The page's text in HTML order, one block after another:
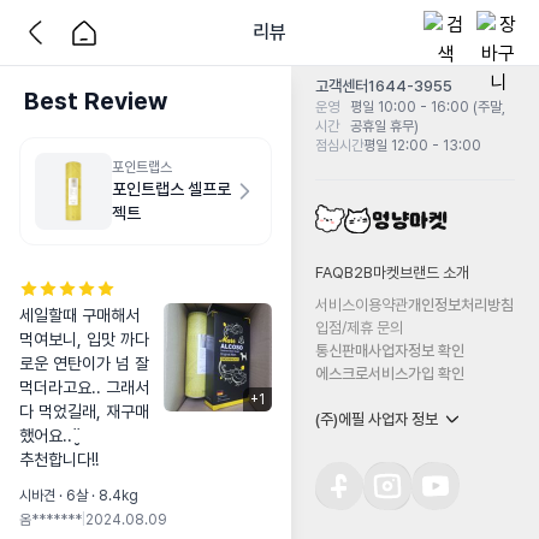
리뷰
Best Review
포인트랩스
포인트랩스 셀프로
젝트
+1
세일할때 구매해서
먹여보니, 입맛 까다
로운 연탄이가 넘 잘
먹더라고요.. 그래서
다 먹었길래, 재구매
했어요..¨̮
추천합니다!!
시바견 · 6살 · 8.4kg
옴******* 2024.08.09
고객센터1644-3955
운영
시간
평일 10:00 - 16:00 (주말,
공휴일 휴무)
점심시간평일 12:00 - 13:00
FAQB2B마켓 브랜드 소개
서비스이용약관개인정보처리방침
입점/제휴 문의
통신판매사업자정보 확인
에스크로서비스가입 확인
(주)에필 사업자 정보